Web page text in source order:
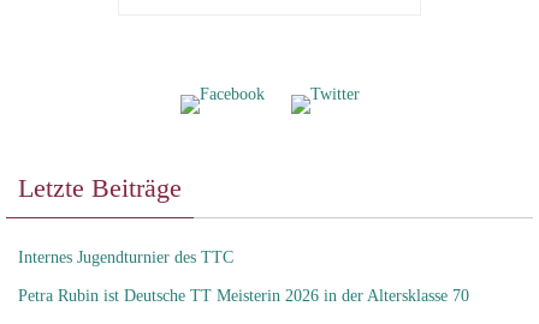
Letzte Beiträge
Internes Jugendturnier des TTC
Petra Rubin ist Deutsche TT Meisterin 2026 in der Altersklasse 70